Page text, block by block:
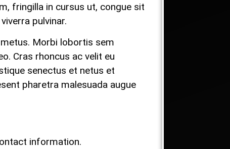
fringilla in cursus ut, congue sit
pulvinar.
Morbi lobortis sem
Cras rhoncus ac velit eu
senectus et netus et
pharetra malesuada augue
information.